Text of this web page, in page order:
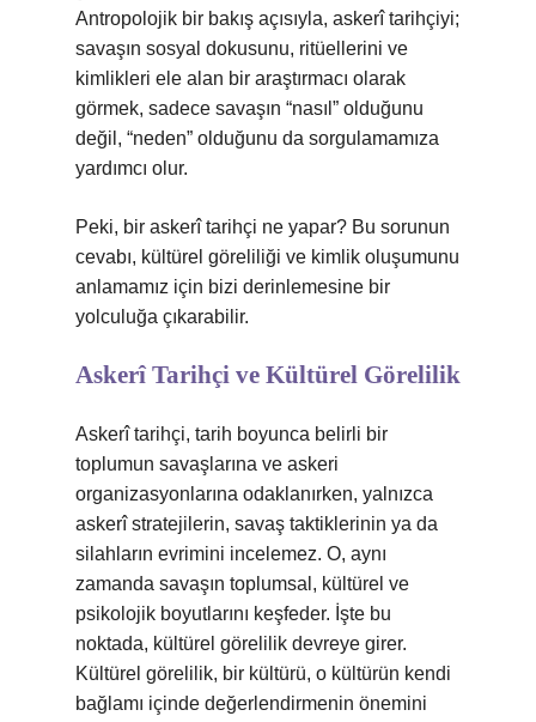
Antropolojik bir bakış açısıyla, askerî tarihçiyi;
savaşın sosyal dokusunu, ritüellerini ve
kimlikleri ele alan bir araştırmacı olarak
görmek, sadece savaşın “nasıl” olduğunu
değil, “neden” olduğunu da sorgulamamıza
yardımcı olur.
Peki, bir askerî tarihçi ne yapar? Bu sorunun
cevabı, kültürel göreliliği ve kimlik oluşumunu
anlamamız için bizi derinlemesine bir
yolculuğa çıkarabilir.
Askerî Tarihçi ve Kültürel Görelilik
Askerî tarihçi, tarih boyunca belirli bir
toplumun savaşlarına ve askeri
organizasyonlarına odaklanırken, yalnızca
askerî stratejilerin, savaş taktiklerinin ya da
silahların evrimini incelemez. O, aynı
zamanda savaşın toplumsal, kültürel ve
psikolojik boyutlarını keşfeder. İşte bu
noktada, kültürel görelilik devreye girer.
Kültürel görelilik, bir kültürü, o kültürün kendi
bağlamı içinde değerlendirmenin önemini